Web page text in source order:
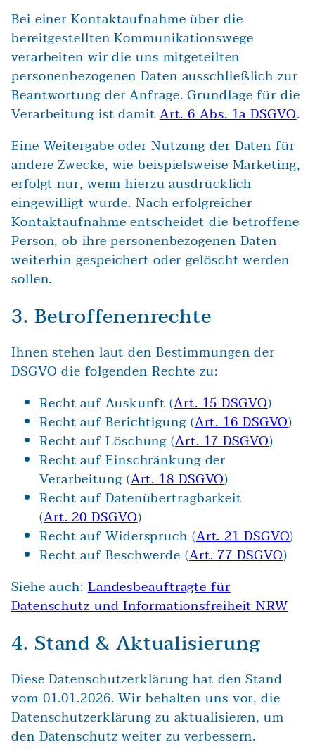
Bei einer Kontaktaufnahme über die
bereitgestellten Kommunikationswege
verarbeiten wir die uns mitgeteilten
personenbezogenen Daten ausschließlich zur
Beantwortung der Anfrage. Grundlage für die
Verarbeitung ist damitArt. 6 Abs. 1a DSGVO.
Eine Weitergabe oder Nutzung der Daten für
andere Zwecke, wie beispielsweise Marketing,
erfolgt nur, wenn hierzu ausdrücklich
eingewilligt wurde. Nach erfolgreicher
Kontaktaufnahme entscheidet die betroffene
Person, ob ihre personenbezogenen Daten
weiterhin gespeichert oder gelöscht werden
sollen.
3. Betroffenenrechte
Ihnen stehen laut den Bestimmungen der
DSGVO die folgenden Rechte zu:
Recht auf Auskunft (Art. 15 DSGVO)
Recht auf Berichtigung (Art. 16 DSGVO)
Recht auf Löschung (Art. 17 DSGVO)
Recht auf Einschränkung der
Verarbeitung (Art. 18 DSGVO)
Recht auf Datenübertragbarkeit
(Art. 20 DSGVO)
Recht auf Widerspruch (Art. 21 DSGVO)
Recht auf Beschwerde (Art. 77 DSGVO)
Siehe auch:Landesbeauftragte für
Datenschutz und Informationsfreiheit NRW
4. Stand & Aktualisierung
Diese Datenschutzerklärung hat den Stand
vom 01.01.2026. Wir behalten uns vor, die
Datenschutzerklärung zu aktualisieren, um
den Datenschutz weiter zu verbessern.